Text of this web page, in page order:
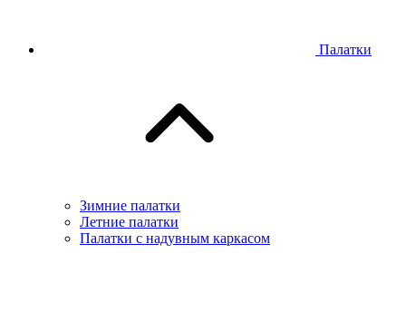
Палатки
Зимние палатки
Летние палатки
Палатки с надувным каркасом